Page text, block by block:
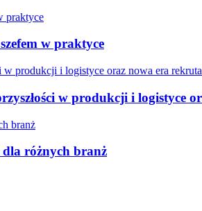
w praktyce
w produkcji i logistyce
różnych branż